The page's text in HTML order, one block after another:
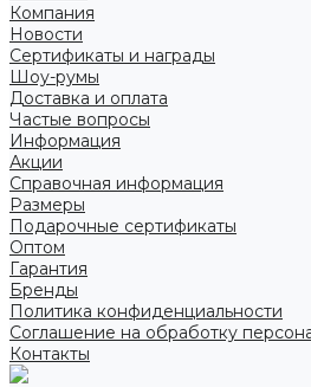
Компания
Новости
Сертификаты и награды
Шоу-румы
Доставка и оплата
Частые вопросы
Информация
Акции
Справочная информация
Размеры
Подарочные сертификаты
Оптом
Гарантия
Бренды
Политика конфиденциальности
Соглашение на обработку
Контакты